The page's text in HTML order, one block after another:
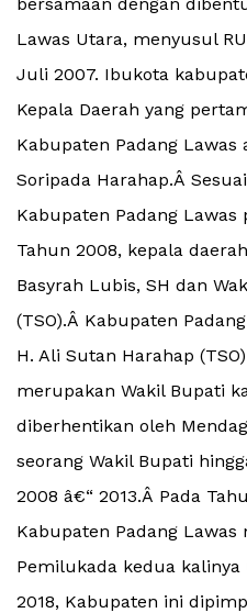
Lawas Utara, menyusul
Juli 2007. Ibukota
Kepala Daerah yang
Kabupaten Padang Lawas
Soripada Harahap.Â
Kabupaten Padang
Tahun 2008, kepala
Basyrah Lubis, SH dan
(TSO).Â Kabupaten
H. Ali Sutan Harahap
merupakan Wakil Bupati
diberhentikan oleh
seorang Wakil Bupati
2008 â€“ 2013.Â Pada
Kabupaten Padang
Pemilukada kedua
2018, Kabupaten ini